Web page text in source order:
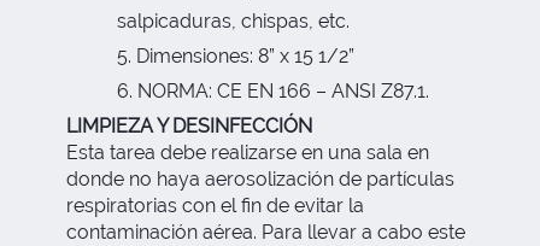
salpicaduras, chispas, etc.
Dimensiones: 8” x 15 1/2”
NORMA: CE EN 166 – ANSI Z87.1.
LIMPIEZA Y DESINFECCIÓN
Esta tarea debe realizarse en una sala en
donde no haya aerosolización de partículas
respiratorias con el fin de evitar la
contaminación aérea. Para llevar a cabo este